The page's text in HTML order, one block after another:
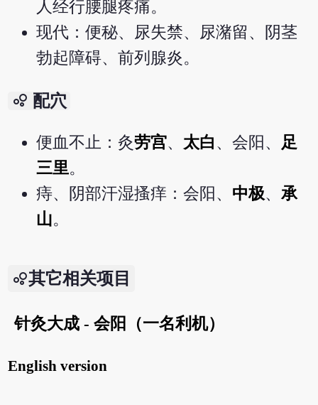
人经行腰腿疼痛。
现代：便秘、尿失禁、尿潴留、阴茎
勃起障碍、前列腺炎。
bubble_chart 配穴
便血不止：灸劳宫、 太白 、会阳、 足
三里。
痔、阴部汗湿搔痒：会阳、 中极、承
山。
其它相关项目
针灸大成 - 会阳（一名利机）
English version